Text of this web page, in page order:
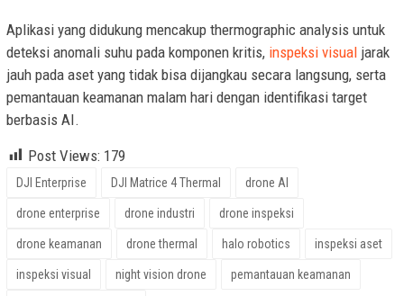
Aplikasi yang didukung mencakup thermographic analysis untuk
deteksi anomali suhu pada komponen kritis, inspeksi visual jarak
jauh pada aset yang tidak bisa dijangkau secara langsung, serta
pemantauan keamanan malam hari dengan identifikasi target
berbasis AI.
Post Views: 179
DJI Enterprise DJI Matrice 4 Thermal drone AI
drone enterprise drone industri drone inspeksi
drone keamanan drone thermal halo robotics inspeksi aset
inspeksi visual night vision drone pemantauan keamanan